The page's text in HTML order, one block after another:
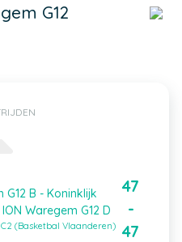
G12
G12 B - Koninklijk
Waregem G12 D
C2 (Basketbal Vlaanderen)
47
-
47